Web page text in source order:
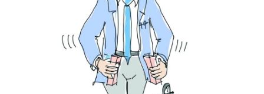
GOVERNANCE
FONDAZIONE
ASSOCIAZIONI
LA VIGNETTA DI EVASIO